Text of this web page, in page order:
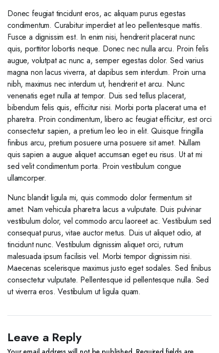
Donec feugiat tincidunt eros, ac aliquam purus egestas
condimentum. Curabitur imperdiet at leo pellentesque mattis.
Fusce a dignissim est. In enim nisi, hendrerit placerat nunc
quis, porttitor lobortis neque. Donec nec nulla arcu. Proin felis
augue, volutpat ac nunc a, semper egestas dolor. Sed varius
magna non lacus viverra, at dapibus sem interdum. Proin urna
nibh, maximus nec interdum ut, hendrerit et arcu. Nunc
venenatis eget nulla at tempor. Duis sed tellus placerat,
bibendum felis quis, efficitur nisi. Morbi porta placerat urna et
pharetra. Proin condimentum, libero ac feugiat efficitur, est orci
consectetur sapien, a pretium leo leo in elit. Quisque fringilla
finibus arcu, pretium posuere urna posuere sit amet. Nullam
quis sapien a augue aliquet accumsan eget eu risus. Ut at mi
sed velit condimentum porta. Proin vestibulum congue
ullamcorper.
Nunc blandit ligula mi, quis commodo dolor fermentum sit
amet. Nam vehicula pharetra lacus a vulputate. Duis pulvinar
vestibulum dolor, vel commodo arcu laoreet ac. Vestibulum sed
consequat purus, vitae auctor metus. Duis ut aliquet odio, at
tincidunt nunc. Vestibulum dignissim aliquet orci, rutrum
malesuada ipsum facilisis vel. Morbi tempor dignissim nisi.
Maecenas scelerisque maximus justo eget sodales. Sed finibus
consectetur vulputate. Pellentesque id pellentesque nulla. Sed
ut viverra eros. Vestibulum ut ligula quam.
Leave a Reply